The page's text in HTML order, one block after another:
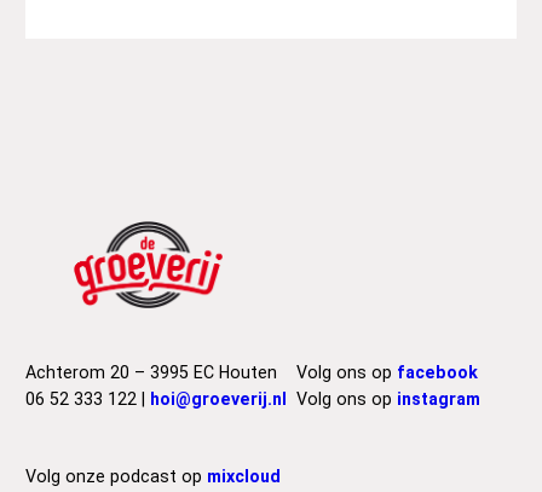
Achterom 20 – 3995 EC Houten
06 52 333 122 |
hoi@groeverij.nl
Volg ons op facebook
Volg ons op instagram
Volg onze podcast op mixcloud